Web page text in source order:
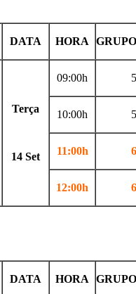
DATA HORA
Terça
14 Set
09:00h
10:00h
11:00h
12:00h
DATA HORA